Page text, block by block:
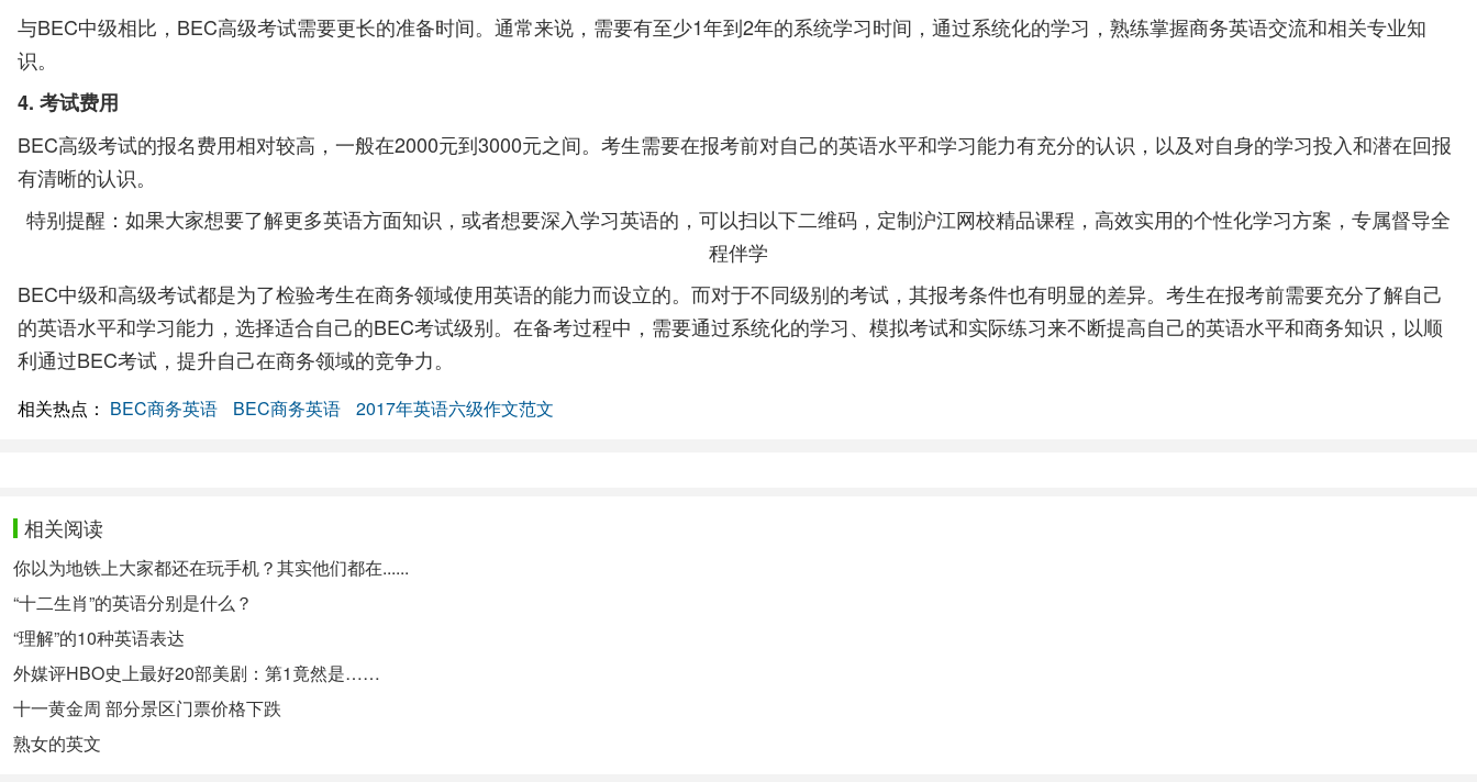
与BEC中级相比，BEC高级考试需要更长的准备时间。通常来说，需要有至少1年到2年的系统学习时间，通过系统化的学习，熟练掌握商务英语交流和相关专业知
识。
4. 考试费用
BEC高级考试的报名费用相对较高，一般在2000元到3000元之间。考生需要在报考前对自己的英语水平和学习能力有充分的认识，以及对自身的学习投入和潜在回报
有清晰的认识。
特别提醒：如果大家想要了解更多英语方面知识，或者想要深入学习英语的，可以扫以下二维码，定制沪江网校精品课程，高效实用的个性化学习方案，专属督导全
程伴学
BEC中级和高级考试都是为了检验考生在商务领域使用英语的能力而设立的。而对于不同级别的考试，其报考条件也有明显的差异。考生在报考前需要充分了解自己
的英语水平和学习能力，选择适合自己的BEC考试级别。在备考过程中，需要通过系统化的学习、模拟考试和实际练习来不断提高自己的英语水平和商务知识，以顺
利通过BEC考试，提升自己在商务领域的竞争力。
相关热点： BEC商务英语 BEC商务英语 2017年英语六级作文范文
相关阅读
你以为地铁上大家都还在玩手机？其实他们都在......
“十二生肖”的英语分别是什么？
“理解”的10种英语表达
外媒评HBO史上最好20部美剧：第1竟然是……
十一黄金周 部分景区门票价格下跌
熟女的英文